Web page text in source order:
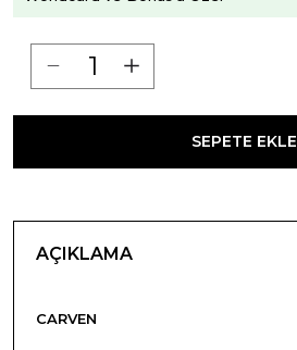
SEPETE EKLE
AÇIKLAMA
CARVEN